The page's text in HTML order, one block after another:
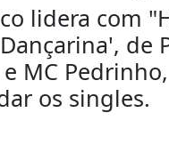
lidera com
de
MC
os singles.